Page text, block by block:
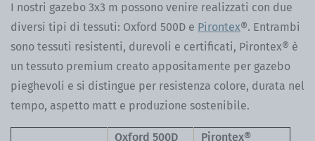
I nostri gazebo 3x3 m possono venire realizzati con due
diversi tipi di tessuti: Oxford 500D e Pirontex®. Entrambi
sono tessuti resistenti, durevoli e certificati, Pirontex® è
un tessuto premium creato appositamente per gazebo
pieghevoli e si distingue per resistenza colore, durata nel
tempo, aspetto matt e produzione sostenibile.
Oxford 500D
Pirontex®